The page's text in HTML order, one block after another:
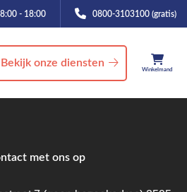
8:00 - 18:00 0800-3103100 (gratis)
Winkelmand
Bekijk onze diensten
met ons op